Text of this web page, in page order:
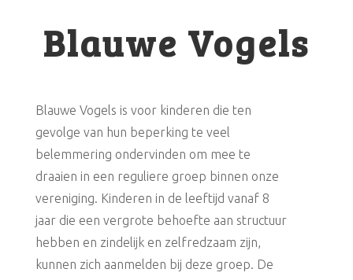
Blauwe Vogels
Blauwe Vogels is voor kinderen die ten
gevolge van hun beperking te veel
belemmering ondervinden om mee te
draaien in een reguliere groep binnen onze
vereniging. Kinderen in de leeftijd vanaf 8
jaar die een vergrote behoefte aan structuur
hebben en zindelijk en zelfredzaam zijn,
kunnen zich aanmelden bij deze groep. De